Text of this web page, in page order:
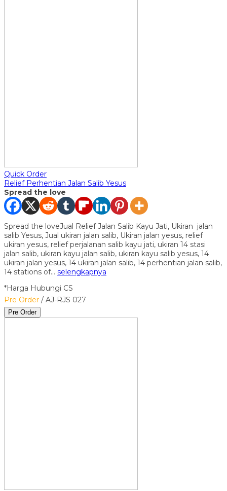
Quick Order
Relief Perhentian Jalan Salib Yesus
Spread the love
Spread the loveJual Relief Jalan Salib Kayu Jati, Ukiran jalan
salib Yesus, Jual ukiran jalan salib, Ukiran jalan yesus, relief
ukiran yesus, relief perjalanan salib kayu jati, ukiran 14 stasi
jalan salib, ukiran kayu jalan salib, ukiran kayu salib yesus, 14
ukiran jalan yesus, 14 ukiran jalan salib, 14 perhentian jalan salib,
14 stations of… selengkapnya
*Harga Hubungi CS
Pre Order / AJ-RJS 027
Pre Order